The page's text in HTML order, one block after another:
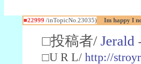
■22999 /inTopicNo.23035) Im happy I
□投稿者/ Jerald
□U R L/ http://